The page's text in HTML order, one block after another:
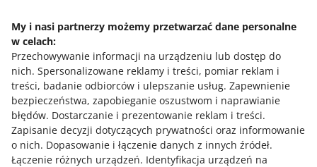
My i nasi partnerzy możemy przetwarzać dane personalne
w celach:
Przechowywanie informacji na urządzeniu lub dostęp do
nich. Spersonalizowane reklamy i treści, pomiar reklam i
treści, badanie odbiorców i ulepszanie usług. Zapewnienie
bezpieczeństwa, zapobieganie oszustwom i naprawianie
błędów. Dostarczanie i prezentowanie reklam i treści.
Zapisanie decyzji dotyczących prywatności oraz informowanie
o nich. Dopasowanie i łączenie danych z innych źródeł.
Łączenie różnych urządzeń. Identyfikacja urządzeń na
PODCAST
025: Co zyskasz dołączając do One
Fulfillment by Allegro? - Mateusz
Długokęcki
PODCAST
031: One Fulfillment by Allegro ma już
rok - Martyna Menge-Jurska
Potrzebujesz pomocy?
Skontaktuj się z nami
Zapytaj społeczność